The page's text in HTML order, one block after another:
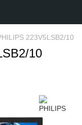
223V5LSB2/10
10